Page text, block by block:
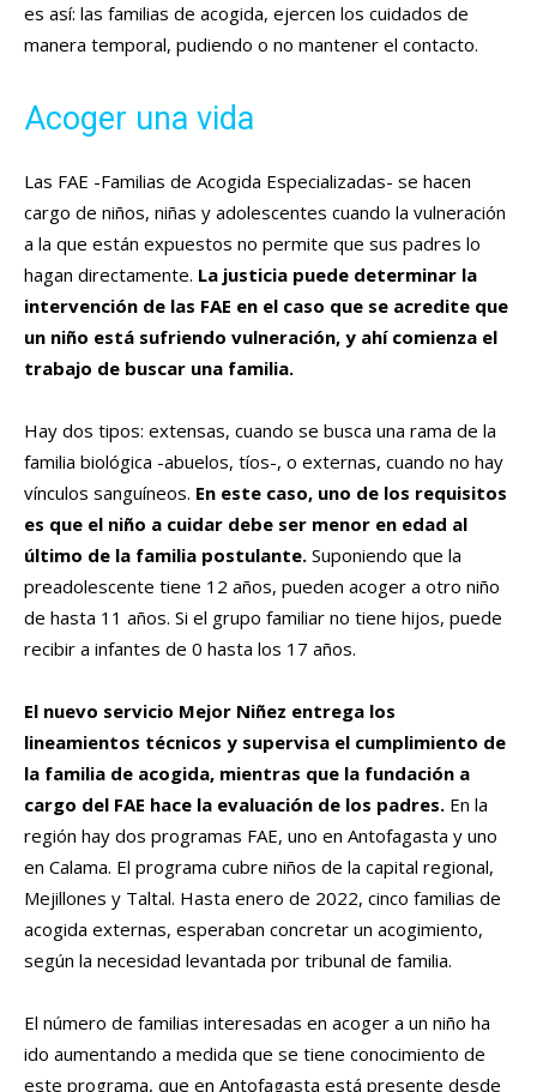
es así: las familias de acogida, ejercen los cuidados de
manera temporal, pudiendo o no mantener el contacto.
Acoger una vida
Las FAE -Familias de Acogida Especializadas- se hacen
cargo de niños, niñas y adolescentes cuando la vulneración
a la que están expuestos no permite que sus padres lo
hagan directamente. La justicia puede determinar la
intervención de las FAE en el caso que se acredite que
un niño está sufriendo vulneración, y ahí comienza el
trabajo de buscar una familia.
Hay dos tipos: extensas, cuando se busca una rama de la
familia biológica -abuelos, tíos-, o externas, cuando no hay
vínculos sanguíneos. En este caso, uno de los requisitos
es que el niño a cuidar debe ser menor en edad al
último de la familia postulante. Suponiendo que la
preadolescente tiene 12 años, pueden acoger a otro niño
de hasta 11 años. Si el grupo familiar no tiene hijos, puede
recibir a infantes de 0 hasta los 17 años.
El nuevo servicio Mejor Niñez entrega los
lineamientos técnicos y supervisa el cumplimiento de
la familia de acogida, mientras que la fundación a
cargo del FAE hace la evaluación de los padres. En la
región hay dos programas FAE, uno en Antofagasta y uno
en Calama. El programa cubre niños de la capital regional,
Mejillones y Taltal. Hasta enero de 2022, cinco familias de
acogida externas, esperaban concretar un acogimiento,
según la necesidad levantada por tribunal de familia.
El número de familias interesadas en acoger a un niño ha
ido aumentando a medida que se tiene conocimiento de
este programa, que en Antofagasta está presente desde